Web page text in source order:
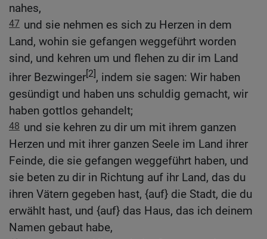
nahes,
47 und sie nehmen es sich zu Herzen in dem
Land, wohin sie gefangen weggeführt worden
sind, und kehren um und flehen zu dir im Land
ihrer Bezwinger[2], indem sie sagen: Wir haben
gesündigt und haben uns schuldig gemacht, wir
haben gottlos gehandelt;
48 und sie kehren zu dir um mit ihrem ganzen
Herzen und mit ihrer ganzen Seele im Land ihrer
Feinde, die sie gefangen weggeführt haben, und
sie beten zu dir in Richtung auf ihr Land, das du
ihren Vätern gegeben hast, {auf} die Stadt, die du
erwählt hast, und {auf} das Haus, das ich deinem
Namen gebaut habe,